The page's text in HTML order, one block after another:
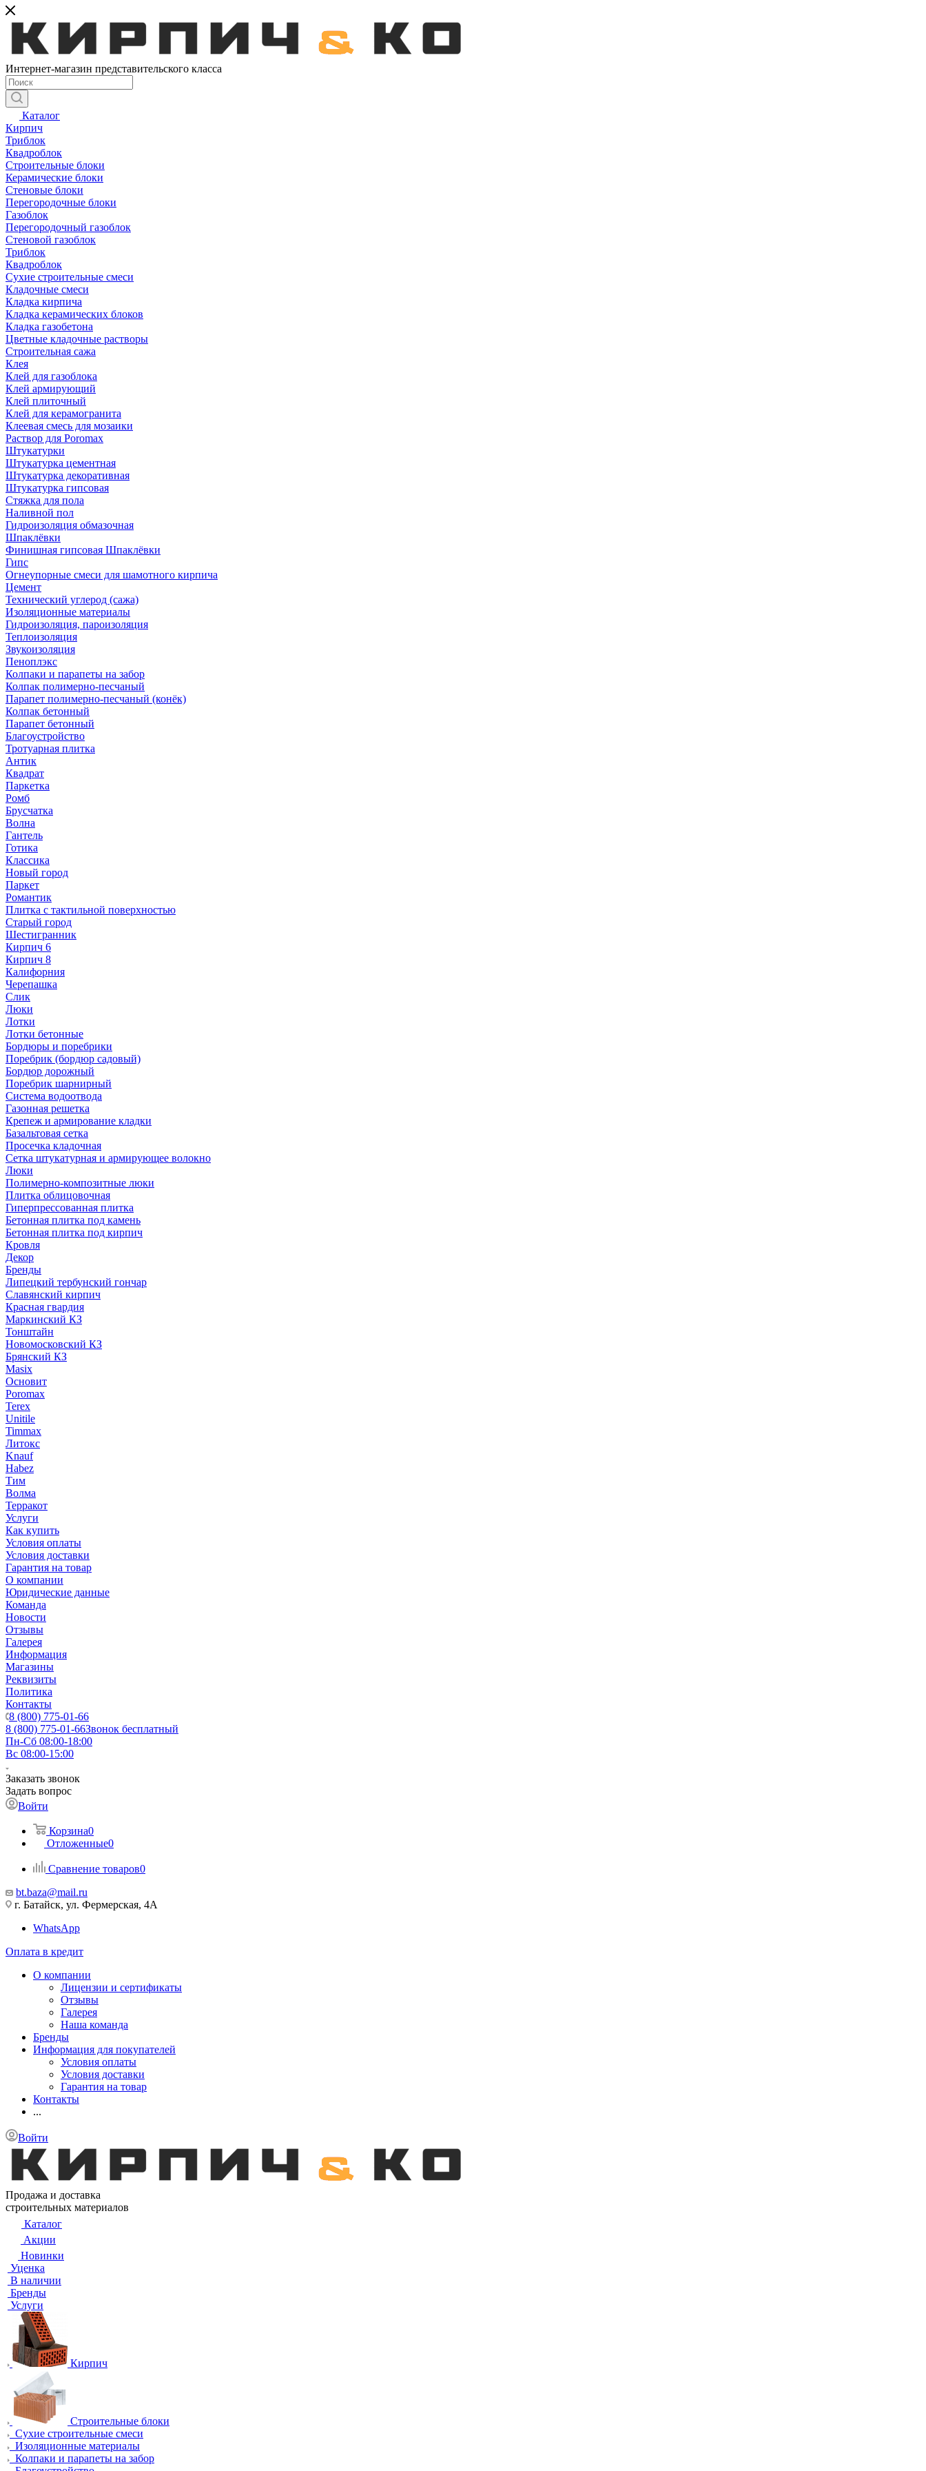
Интернет-магазин представительского класса
Каталог
Кирпич
Триблок
Квадроблок
Строительные блоки
Керамические блоки
Стеновые блоки
Перегородочные блоки
Газоблок
Перегородочный газоблок
Стеновой газоблок
Триблок
Квадроблок
Сухие строительные смеси
Кладочные смеси
Кладка кирпича
Кладка керамических блоков
Кладка газобетона
Цветные кладочные растворы
Строительная сажа
Клея
Клей для газоблока
Клей армирующий
Клей плиточный
Клей для керамогранита
Клеевая смесь для мозаики
Раствор для Poromax
Штукатурки
Штукатурка цементная
Штукатурка декоративная
Штукатурка гипсовая
Стяжка для пола
Наливной пол
Гидроизоляция обмазочная
Шпаклёвки
Финишная гипсовая Шпаклёвки
Гипс
Огнеупорные смеси для шамотного кирпича
Цемент
Технический углерод (сажа)
Изоляционные материалы
Гидроизоляция, пароизоляция
Теплоизоляция
Звукоизоляция
Пеноплэкс
Колпаки и парапеты на забор
Колпак полимерно-песчаный
Парапет полимерно-песчаный (конёк)
Колпак бетонный
Парапет бетонный
Благоустройство
Тротуарная плитка
Антик
Квадрат
Паркетка
Ромб
Брусчатка
Волна
Гантель
Готика
Классика
Новый город
Паркет
Романтик
Плитка с тактильной поверхностью
Старый город
Шестигранник
Кирпич 6
Кирпич 8
Калифорния
Черепашка
Слик
Люки
Лотки
Лотки бетонные
Бордюры и поребрики
Поребрик (бордюр садовый)
Бордюр дорожный
Поребрик шарнирный
Система водоотвода
Газонная решетка
Крепеж и армирование кладки
Базальтовая сетка
Просечка кладочная
Сетка штукатурная и армирующее волокно
Люки
Полимерно-композитные люки
Плитка облицовочная
Гиперпрессованная плитка
Бетонная плитка под камень
Бетонная плитка под кирпич
Кровля
Декор
Бренды
Липецкий тербунский гончар
Славянский кирпич
Красная гвардия
Маркинский КЗ
Тонштайн
Новомосковский КЗ
Брянский КЗ
Masix
Основит
Poromax
Terex
Unitile
Timmax
Литокс
Knauf
Habez
Тим
Волма
Терракот
Услуги
Как купить
Условия оплаты
Условия доставки
Гарантия на товар
О компании
Юридические данные
Команда
Новости
Отзывы
Галерея
Информация
Магазины
Реквизиты
Политика
Контакты
8 (800) 775-01-66
8 (800) 775-01-66Звонок бесплатный
Пн-Сб 08:00-18:00
Вс 08:00-15:00
Заказать звонок
Задать вопрос
Войти
Корзина0
Отложенные0
Сравнение товаров0
bt.baza@mail.ru
г. Батайск, ул. Фермерская, 4А
WhatsApp
Оплата в кредит
О компании
Лицензии и сертификаты
Отзывы
Галерея
Наша команда
Бренды
Информация для покупателей
Условия оплаты
Условия доставки
Гарантия на товар
Контакты
...
Войти
Продажа и доставка
строительных материалов
Каталог
Акции
Новинки
Уценка
В наличии
Бренды
Услуги
Кирпич
Строительные блоки
Сухие строительные смеси
Изоляционные материалы
Колпаки и парапеты на забор